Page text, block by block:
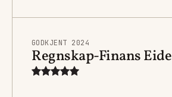
GODKJENT 2024
Regnskap-Finans Eide